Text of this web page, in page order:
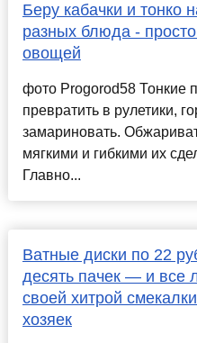
Беру кабачки и тонко
разных блюда -
овощей
фото Progorod58 Тонкие
превратить в рулетики,
замариновать.
мягкими и гибкими их
Главно...
Ватные диски по 22
десять пачек — и все
своей хитрой
хозяек